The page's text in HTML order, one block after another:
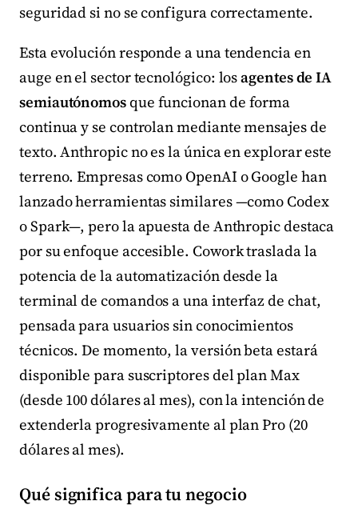
seguridad si no se configura correctamente.
Esta evolución responde a una tendencia en
auge en el sector tecnológico: losagentes de IA
semiautónomosque funcionan de forma
continua y se controlan mediante mensajes de
texto. Anthropic no es la única en explorar este
terreno. Empresas como OpenAI o Google han
lanzado herramientas similares —como Codex
o Spark—, pero la apuesta de Anthropic destaca
por su enfoque accesible. Cowork traslada la
potencia de la automatización desde la
terminal de comandos a una interfaz de chat,
pensada para usuarios sin conocimientos
técnicos. De momento, la versión beta estará
disponible para suscriptores del plan Max
(desde 100 dólares al mes), con la intención de
extenderla progresivamente al plan Pro (20
dólares al mes).
Qué significa para tu negocio